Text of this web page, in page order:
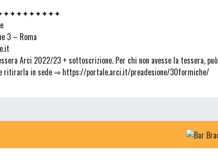
3 – Roma
Arci 2022/23 + sottoscrizione. Per chi non avesse la tessera, può
ritirarla in sede ⇒ https://portale.arci.it/preadesione/30formiche/